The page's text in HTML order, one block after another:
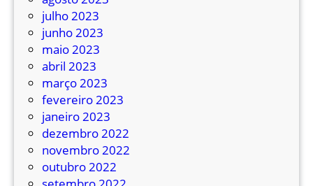
julho 2023
junho 2023
maio 2023
abril 2023
março 2023
fevereiro 2023
janeiro 2023
dezembro 2022
novembro 2022
outubro 2022